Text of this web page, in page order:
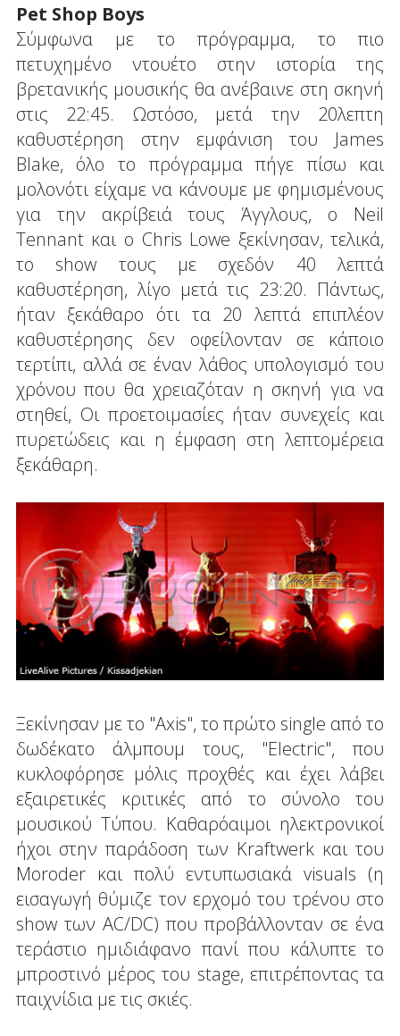
Pet Shop Boys
Σύμφωνα με το πρόγραμμα, το πιο
πετυχημένο ντουέτο στην ιστορία της
βρετανικής μουσικής θα ανέβαινε στη σκηνή
στις 22:45. Ωστόσο, μετά την 20λεπτη
καθυστέρηση στην εμφάνιση του James
Blake, όλο το πρόγραμμα πήγε πίσω και
μολονότι είχαμε να κάνουμε με φημισμένους
για την ακρίβειά τους Άγγλους, ο Neil
Tennant και ο Chris Lowe ξεκίνησαν, τελικά,
το show τους με σχεδόν 40 λεπτά
καθυστέρηση, λίγο μετά τις 23:20. Πάντως,
ήταν ξεκάθαρο ότι τα 20 λεπτά επιπλέον
καθυστέρησης δεν οφείλονταν σε κάποιο
τερτίπι, αλλά σε έναν λάθος υπολογισμό του
χρόνου που θα χρειαζόταν η σκηνή για να
στηθεί, Οι προετοιμασίες ήταν συνεχείς και
πυρετώδεις και η έμφαση στη λεπτομέρεια
ξεκάθαρη.
Ξεκίνησαν με το "Axis", το πρώτο single από το
δωδέκατο άλμπουμ τους, "Electric", που
κυκλοφόρησε μόλις προχθές και έχει λάβει
εξαιρετικές κριτικές από το σύνολο του
μουσικού Τύπου. Καθαρόαιμοι ηλεκτρονικοί
ήχοι στην παράδοση των Kraftwerk και του
Moroder και πολύ εντυπωσιακά visuals (η
εισαγωγή θύμιζε τον ερχομό του τρένου στο
show των AC/DC) που προβάλλονταν σε ένα
τεράστιο ημιδιάφανο πανί που κάλυπτε το
μπροστινό μέρος του stage, επιτρέποντας τα
παιχνίδια με τις σκιές.